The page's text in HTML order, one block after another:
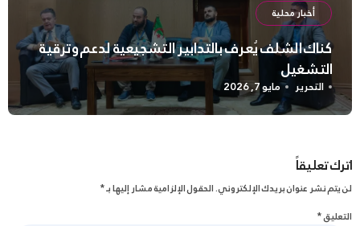
أخبار محلية
كناك الشلف يُعرف بالتدابير التشجيعية لدعم وترقية
التشغيل
التحرير مايو 7, 2026
اترك تعليقاً
لن يتم نشر عنوان بريدك الإلكتروني.الحقول الإلزامية مشار إليها بـ*
التعليق*